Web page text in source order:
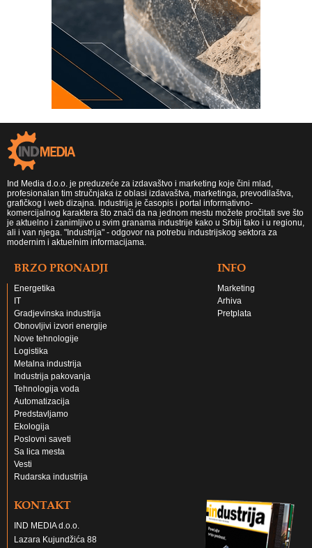
Ind Media d.o.o. je preduzeće za izdavaštvo i marketing koje čini mlad,
profesionalan tim stručnjaka iz oblasi izdavaštva, marketinga, prevodilaštva,
grafičkog i web dizajna. Industrija je časopis i portal informativno-
komercijalnog karaktera što znači da na jednom mestu možete pročitati sve što
je aktuelno i zanimljivo u svim granama industrije kako u Srbiji tako i u regionu,
ali i van njega. "Industrija" - odgovor na potrebu industrijskog sektora za
modernim i aktuelnim informacijama.
BRZO PRONADJI
Energetika
IT
Gradjevinska industrija
Obnovljivi izvori energije
Nove tehnologije
Logistika
Metalna industrija
Industrija pakovanja
Tehnologija voda
Automatizacija
Predstavljamo
Ekologija
Poslovni saveti
Sa lica mesta
Vesti
Rudarska industrija
INFO
Marketing
Arhiva
Pretplata
KONTAKT
IND MEDIA d.o.o.
Lazara Kujundžića 88